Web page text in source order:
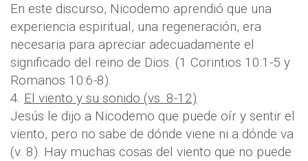
En este discurso, Nicodemo aprendió que una
experiencia espiritual, una regeneración, era
necesaria para apreciar adecuadamente el
significado del reino de Dios. (1 Corintios 10:1-5 y
Romanos 10:6-8).
4. El viento y su sonido (vs. 8-12)
Jesús le dijo a Nicodemo que puede oír y sentir el
viento, pero no sabe de dónde viene ni a dónde va
(v. 8). Hay muchas cosas del viento que no puede